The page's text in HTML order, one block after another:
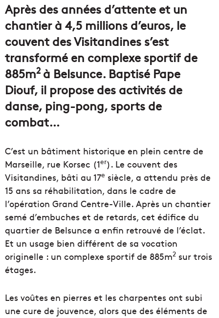
Après des années d’attente et un
chantier à 4,5 millions d’euros, le
couvent des Visitandines s’est
transformé en complexe sportif de
885m2 à Belsunce. Baptisé Pape
Diouf, il propose des activités de
danse, ping-pong, sports de
combat…
C’est un bâtiment historique en plein centre de
Marseille, rue Korsec (1er). Le couvent des
Visitandines, bâti au 17e siècle, a attendu près de
15 ans sa réhabilitation, dans le cadre de
l’opération Grand Centre-Ville. Après un chantier
semé d’embuches et de retards, cet édifice du
quartier de Belsunce a enfin retrouvé de l’éclat.
Et un usage bien différent de sa vocation
originelle : un complexe sportif de 885m2 sur trois
étages.
Les voûtes en pierres et les charpentes ont subi
une cure de jouvence, alors que des éléments de